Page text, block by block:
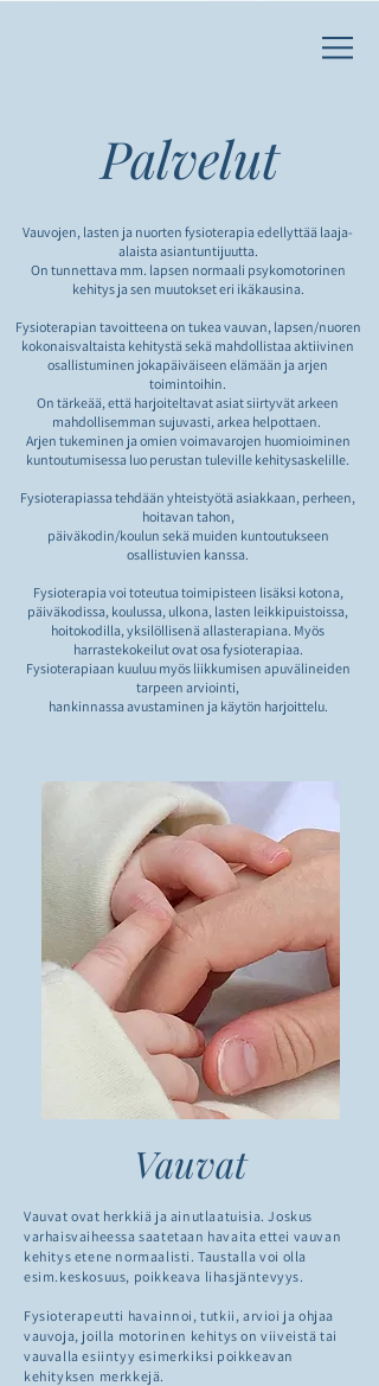
Palvelut
Vauvojen, lasten ja nuorten fysioterapia edellyttää laaja-
alaista asiantuntijuutta.
On tunnettava mm. lapsen normaali psykomotorinen
kehitys ja sen muutokset eri ikäkausina.
Fysioterapian tavoitteena on tukea vauvan, lapsen/nuoren
kokonaisvaltaista kehitystä sekä mahdollistaa aktiivinen
osallistuminen jokapäiväiseen elämään ja arjen
toimintoihin.
On tärkeää, että harjoiteltavat asiat siirtyvät arkeen
mahdollisemman sujuvasti, arkea helpottaen.
Arjen tukeminen ja omien voimavarojen huomioiminen
kuntoutumisessa luo perustan tuleville kehitysaskelille.
Fysioterapiassa tehdään yhteistyötä asiakkaan, perheen,
hoitavan tahon,
päiväkodin/koulun sekä muiden kuntoutukseen
osallistuvien kanssa.
Fysioterapia voi toteutua toimipisteen lisäksi kotona,
päiväkodissa, koulussa, ulkona, lasten leikkipuistoissa,
hoitokodilla, yksilöllisenä allasterapiana. Myös
harrastekokeilut ovat osa fysioterapiaa.
Fysioterapiaan kuuluu myös liikkumisen apuvälineiden
tarpeen arviointi,
hankinnassa avustaminen ja käytön harjoittelu.
Vauvat
Vauvat ovat herkkiä ja ainutlaatuisia. Joskus
varhaisvaiheessa saatetaan havaita ettei vauvan
kehitys etene normaalisti. Taustalla voi olla
esim.keskosuus, poikkeava lihasjäntevyys.
Fysioterapeutti havainnoi, tutkii, arvioi ja ohjaa
vauvoja, joilla motorinen kehitys on viiveistä tai
vauvalla esiintyy esimerkiksi poikkeavan
kehityksen merkkejä.